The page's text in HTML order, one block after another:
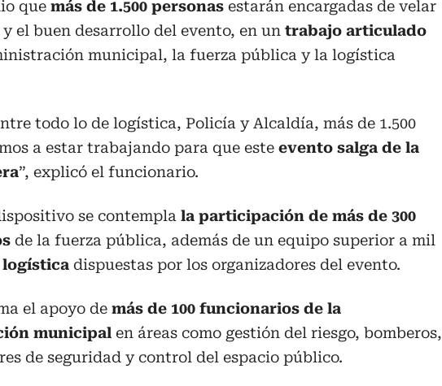
que más de 1.500 personas estarán encargadas de velar
el buen desarrollo del evento, en un trabajo articulado
municipal, la fuerza pública y la logística
todo lo de logística, Policía y Alcaldía, más de 1.500
a estar trabajando para que este evento salga de la
”, explicó el funcionario.
se contempla la participación de más de 300
de la fuerza pública, además de un equipo superior a mil
logística dispuestas por los organizadores del evento.
el apoyo de más de 100 funcionarios de la
municipal en áreas como gestión del riesgo, bomberos,
de seguridad y control del espacio público.